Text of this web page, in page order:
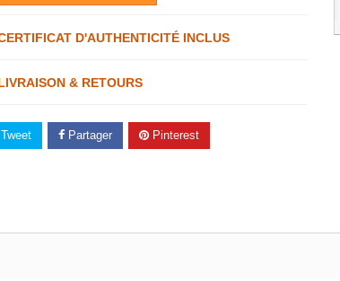
D'AUTHENTICITÉ INCLUS
& RETOURS
Tweet Partager Pinterest